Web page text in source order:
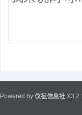
Powered by 仪征信息社 X3.2